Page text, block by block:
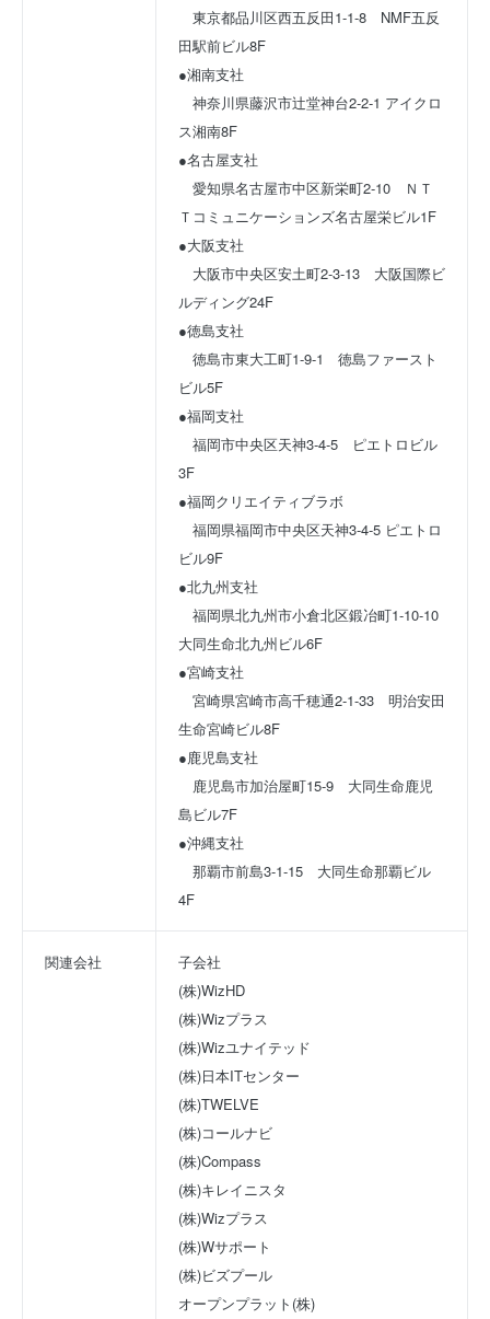
東京都品川区西五反田1-1-8　NMF五反
田駅前ビル8F
●湘南支社
神奈川県藤沢市辻堂神台2-2-1 アイクロ
ス湘南8F
●名古屋支社
愛知県名古屋市中区新栄町2-10　ＮＴ
Ｔコミュニケーションズ名古屋栄ビル1F
●大阪支社
大阪市中央区安土町2-3-13　大阪国際ビ
ルディング24F
●徳島支社
徳島市東大工町1-9-1　徳島ファースト
ビル5F
●福岡支社
福岡市中央区天神3-4-5　ピエトロビル
3F
●福岡クリエイティブラボ
福岡県福岡市中央区天神3-4-5 ピエトロ
ビル9F
●北九州支社
福岡県北九州市小倉北区鍛冶町1-10-10
大同生命北九州ビル6F
●宮崎支社
宮崎県宮崎市高千穂通2-1-33　明治安田
生命宮崎ビル8F
●鹿児島支社
鹿児島市加治屋町15-9　大同生命鹿児
島ビル7F
●沖縄支社
那覇市前島3-1-15　大同生命那覇ビル
4F
関連会社
子会社
(株)WizHD
(株)Wizプラス
(株)Wizユナイテッド
(株)日本ITセンター
(株)TWELVE
(株)コールナビ
(株)Compass
(株)キレイニスタ
(株)Wizプラス
(株)Wサポート
(株)ビズプール
オープンプラット(株)